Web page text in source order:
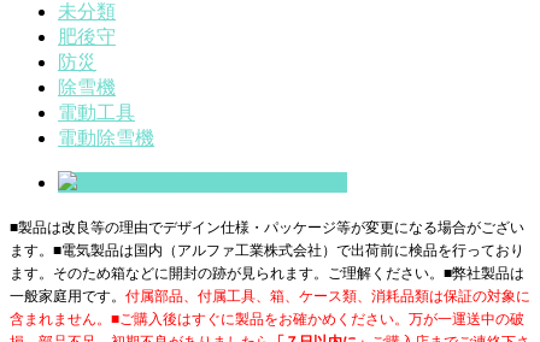
未分類
肥後守
防災
除雪機
電動工具
電動除雪機
■製品は改良等の理由でデザイン仕様・パッケージ等が変更になる場合がござい
ます。■電気製品は国内（アルファ工業株式会社）で出荷前に検品を行っており
ます。そのため箱などに開封の跡が見られます。ご理解ください。■弊社製品は
一般家庭用です。 付属部品、付属工具、箱、ケース類、消耗品類は保証の対象に
含まれません。■ご購入後はすぐに製品をお確かめください。万が一運送中の破